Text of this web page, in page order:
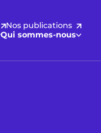
Nos publications
Qui sommes-nous